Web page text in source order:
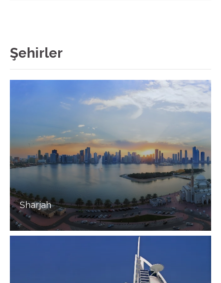
Şehirler
Sharjah